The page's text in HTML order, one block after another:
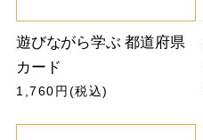
遊びながら学ぶ 都道府県
カード
1,760円(税込)